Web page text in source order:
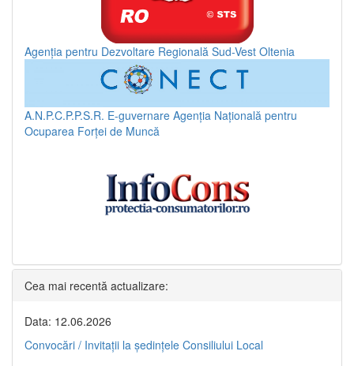
Agenția pentru Dezvoltare Regională Sud-Vest Oltenia
A.N.P.C.P.P.S.R. E-guvernare Agenția Națională pentru
Ocuparea Forței de Muncă
Cea mai recentă actualizare:
Data: 12.06.2026
Convocări / Invitaţii la şedinţele Consiliului Local